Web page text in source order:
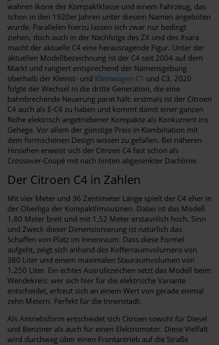
wahren Ikone der Kompaktklasse und einem Fahrzeug, das
schon in den 1920er Jahren unter diesem Namen angeboten
wurde. Parallelen hierzu lassen sich zwar nur bedingt
ziehen, doch auch in der Nachfolge des ZX und des Xsara
macht der aktuelle C4 eine herausragende Figur. Unter der
aktuellen Modellbezeichnung ist der C4 seit 2004 auf dem
Markt und rangiert entsprechend der Namensgebung
oberhalb der Kleinst- und Kleinwagen C1 und C3. 2020
folgte der Wechsel in die dritte Generation, die eine
bahnbrechende Neuerung parat hält: erstmals ist der Citroen
C4 auch als E-C4 zu haben und kommt damit einer ganzen
Reihe elektrisch angetriebener Kompakte als Konkurrent ins
Gehege. Vor allem der günstige Preis in Kombination mit
dem formschönen Design wissen zu gefallen. Bei näheren
Hinsehen erweist sich der Citroen C4 fast schon als
Crossover-Coupé mit nach hinten abgesenkter Dachlinie.
Der Citroen C4 in Zahlen
Mit vier Meter und 36 Zentimeter Länge spielt der C4 eher in
der Oberliga der Kompaktlimousinen. Dabei ist das Modell
1,80 Meter breit und mit 1,52 Meter erstaunlich hoch. Sinn
und Zweck dieser Dimensionierung ist natürlich das
Schaffen von Platz im Innenraum. Dass diese Formel
aufgeht, zeigt sich anhand des Kofferraumvolumens von
380 Liter und einem maximalen Stauraumvolumen von
1.250 Liter. Ein echtes Ausrufezeichen setzt das Modell beim
Wendekreis: wer sich hier für die elektrische Variante
entscheidet, erfreut sich an einem Wert von gerade einmal
zehn Metern. Perfekt für die Innenstadt.
Als Antriebsform entscheidet sich Citroen sowohl für Diesel
und Benziner als auch für einen Elektromotor. Diese Vielfalt
wird durchweg über einen Frontantrieb auf die Straße